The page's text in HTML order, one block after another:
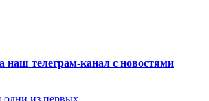
наш телеграм-канал с новостями